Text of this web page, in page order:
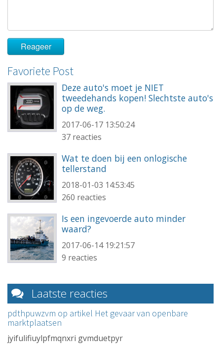
Favoriete Post
Deze auto's moet je NIET
tweedehands kopen! Slechtste auto's
op de weg.
2017-06-17 13:50:24
37 reacties
Wat te doen bij een onlogische
tellerstand
2018-01-03 14:53:45
260 reacties
Is een ingevoerde auto minder
waard?
2017-06-14 19:21:57
9 reacties
Laatste reacties
pdthpuwzvm op artikel Het gevaar van openbare
marktplaatsen
jyifulifiuylpfmqnxri gvmduetpyr